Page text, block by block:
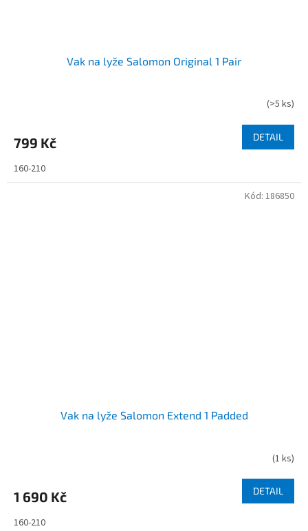
Vak na lyže Salomon Original 1 Pair
(>5 ks)
799 Kč DETAIL
160-210
Vak na lyže Salomon Extend 1 Padded
(1 ks)
1 690 Kč DETAIL
160-210
Kód: 186850